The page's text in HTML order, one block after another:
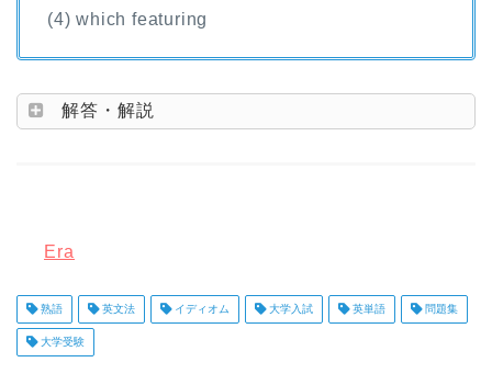
(4) which featuring
解答・解説
Era
熟語 英文法 イディオム 大学入試 英単語 問題集
大学受験